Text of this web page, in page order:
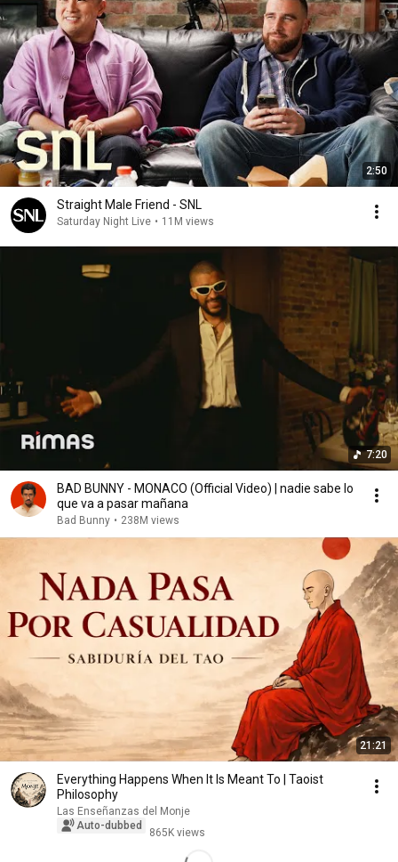
2:50
Straight Male Friend - SNL
Saturday Night Live • 11M views
7:20
BAD BUNNY - MONACO (Official Video) | nadie sabe lo
que va a pasar mañana
Bad Bunny • 238M views
21:21
Everything Happens When It Is Meant To | Taoist
Philosophy
Las Enseñanzas del Monje
Auto-dubbed
865K views